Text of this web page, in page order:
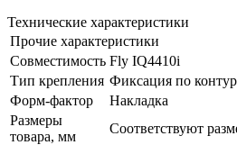
Технические характеристики
Прочие характеристики
Совместимость Fly IQ4410i
Тип крепления Фиксация по
Форм-фактор
Накладка
Размеры
товара, мм
Соответствуют